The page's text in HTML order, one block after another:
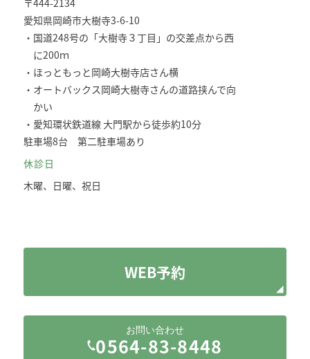
〒444-2134
愛知県岡崎市大樹寺3-6-10
・国道248号の「大樹寺３丁目」の交差点から西
に200ｍ
・ほっともっと岡崎大樹寺店さん横
・オートバックス岡崎大樹寺さんの道路挟んで向
かい
・愛知環状鉄道線 大門駅から徒歩約10分
駐車場8台 第二駐車場あり
休診日
木曜、日曜、祝日
WEB予約
お問い合わせ
0564-83-8448